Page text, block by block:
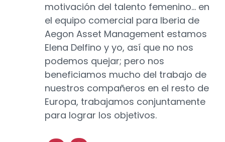
motivación del talento femenino… en
el equipo comercial para Iberia de
Aegon Asset Management estamos
Elena Delfino y yo, así que no nos
podemos quejar; pero nos
beneficiamos mucho del trabajo de
nuestros compañeros en el resto de
Europa, trabajamos conjuntamente
para lograr los objetivos.